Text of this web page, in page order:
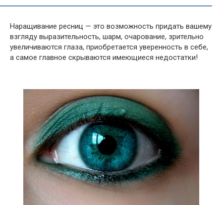
Наращивание ресниц — это возможность придать вашему
взгляду выразительность, шарм, очарование, зрительно
увеличиваются глаза, приобретается уверенность в себе,
а самое главное скрываются имеющиеся недостатки!